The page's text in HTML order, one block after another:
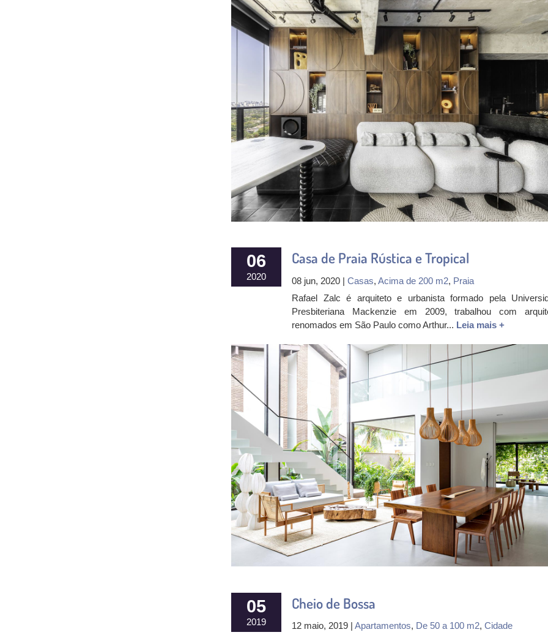
06
2020
Casa de Praia Rústica e Tropical
08 jun, 2020 | Casas, Acima de 200 m2, Praia
Rafael Zalc é arquiteto e urbanista formado pela
Presbiteriana Mackenzie em 2009, trabalhou com
renomados em São Paulo como Arthur... Leia mais +
05
2019
Cheio de Bossa
12 maio, 2019 | Apartamentos, De 50 a 100 m2, Cidade